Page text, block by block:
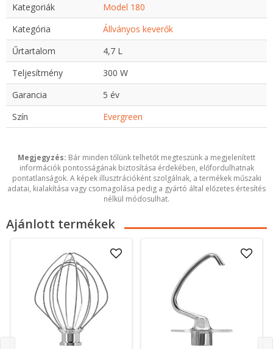
Kategoriák
Model 180
Kategória
Állványos keverők
Űrtartalom
4,7 L
Teljesítmény
300 W
Garancia
5 év
Szín
Evergreen
Megjegyzés: Bár minden tőlünk telhetőt megteszünk a megjelenített
információk pontosságának biztosítása érdekében, előfordulhatnak
pontatlanságok. A képek illusztrációként szolgálnak, a termékek műszaki
adatai, kialakítása vagy csomagolása pedig a gyártó által előzetes értesítés
nélkül módosulhat.
Ajánlott termékek